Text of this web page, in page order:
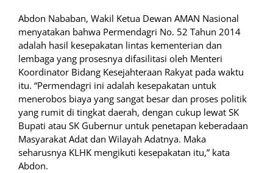
Abdon Nababan, Wakil Ketua Dewan AMAN Nasional
menyatakan bahwa Permendagri No. 52 Tahun 2014
adalah hasil kesepakatan lintas kementerian dan
lembaga yang prosesnya difasilitasi oleh Menteri
Koordinator Bidang Kesejahteraan Rakyat pada waktu
itu. “Permendagri ini adalah kesepakatan untuk
menerobos biaya yang sangat besar dan proses politik
yang rumit di tingkat daerah, dengan cukup lewat SK
Bupati atau SK Gubernur untuk penetapan keberadaan
Masyarakat Adat dan Wilayah Adatnya. Maka
seharusnya KLHK mengikuti kesepakatan itu,” kata
Abdon.